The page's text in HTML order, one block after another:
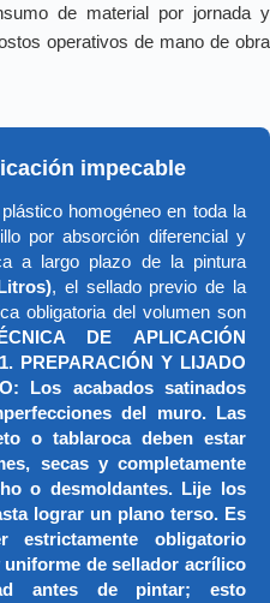
de material por jornada y
operativos de mano de obra
impecable
homogéneo en toda la
por absorción diferencial y
a largo plazo de la pintura
, el sellado previo de la
obligatoria del volumen son
DE APLICACIÓN
PREPARACIÓN Y LIJADO
Los acabados satinados
del muro. Las
o tablaroca deben estar
secas y completamente
o desmoldantes. Lije los
lograr un plano terso. Es
estrictamente obligatorio
de sellador acrílico
antes de pintar; esto